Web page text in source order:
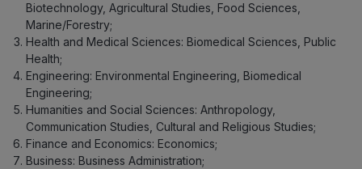
Biotechnology, Agricultural Studies, Food Sciences,
Marine/Forestry;
Health and Medical Sciences: Biomedical Sciences, Public
Health;
Engineering: Environmental Engineering, Biomedical
Engineering;
Humanities and Social Sciences: Anthropology,
Communication Studies, Cultural and Religious Studies;
Finance and Economics: Economics;
Business: Business Administration;